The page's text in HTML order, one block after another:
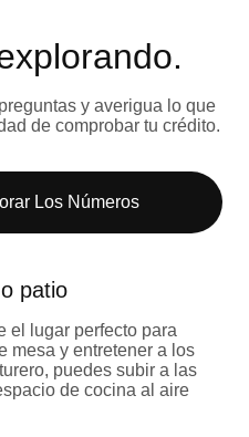
y averigua lo que
de comprobar tu crédito.
Los Números​
patio
el lugar perfecto para
mesa y entretener a los
puedes subir a las
de cocina al aire